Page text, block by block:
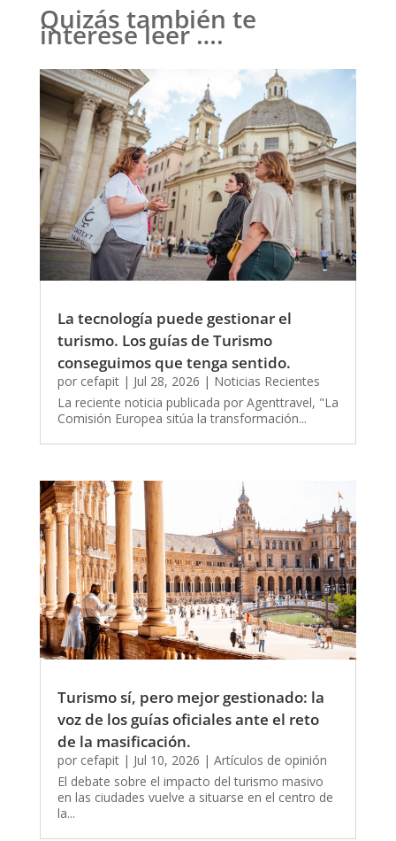
Quizás también te
interese leer ….
La tecnología puede gestionar el
turismo. Los guías de Turismo
conseguimos que tenga sentido.
por cefapit| Jul 28, 2026 | Noticias Recientes
La reciente noticia publicada por Agenttravel, "La
Comisión Europea sitúa la transformación...
Turismo sí, pero mejor gestionado: la
voz de los guías oficiales ante el reto
de la masificación.
por cefapit| Jul 10, 2026 | Artículos de opinión
El debate sobre el impacto del turismo masivo
en las ciudades vuelve a situarse en el centro de
la...